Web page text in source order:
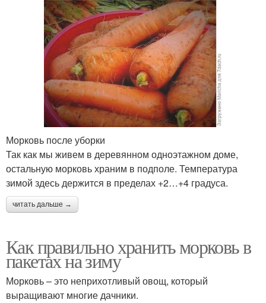
Морковь после уборки
Так как мы живем в деревянном одноэтажном доме,
остальную морковь храним в подполе. Температура
зимой здесь держится в пределах +2…+4 градуса.
читать дальше →
Как правильно хранить морковь в
пакетах на зиму
Морковь – это неприхотливый овощ, который
выращивают многие дачники.